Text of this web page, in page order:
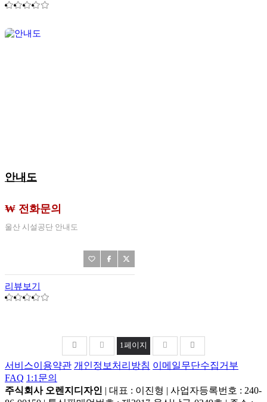
안내도
₩ 전화문의
울산 시설공단 안내도
리뷰보기
1페이지
서비스이용약관 개인정보처리방침 이메일무단수집거부
FAQ 1:1문의
주식회사 오렌지디자인 | 대표 : 이진형 | 사업자등록번호 : 240-